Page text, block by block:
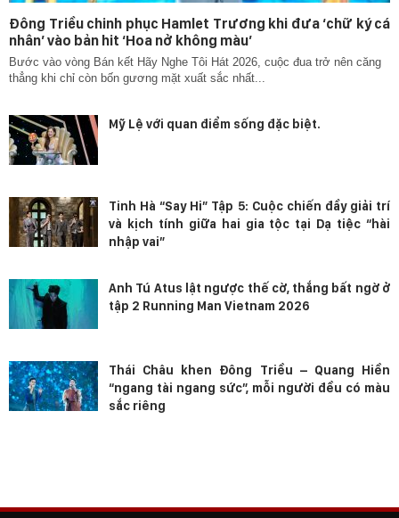
Đông Triều chinh phục Hamlet Trương khi đưa ‘chữ ký cá
nhân’ vào bản hit ‘Hoa nở không màu’
Bước vào vòng Bán kết Hãy Nghe Tôi Hát 2026, cuộc đua trở nên căng
thẳng khi chỉ còn bốn gương mặt xuất sắc nhất...
Mỹ Lệ với quan điểm sống đặc biệt.
Tinh Hà “Say Hi” Tập 5: Cuộc chiến đầy giải trí
và kịch tính giữa hai gia tộc tại Dạ tiệc “hài
nhập vai”
Anh Tú Atus lật ngược thế cờ, thắng bất ngờ ở
tập 2 Running Man Vietnam 2026
Thái Châu khen Đông Triều – Quang Hiền
“ngang tài ngang sức”, mỗi người đều có màu
sắc riêng